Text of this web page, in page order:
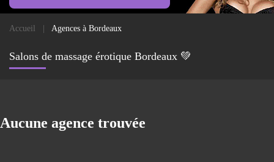
Accueil Agences à Bordeaux
Salons de massage érotique Bordeaux 💚
Aucune agence trouvée